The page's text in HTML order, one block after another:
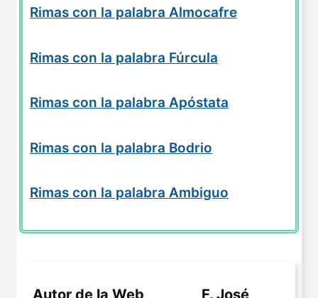
Rimas con la palabra Almocafre
Rimas con la palabra Fúrcula
Rimas con la palabra Apóstata
Rimas con la palabra Bodrio
Rimas con la palabra Ambiguo
Autor de la Web F. José